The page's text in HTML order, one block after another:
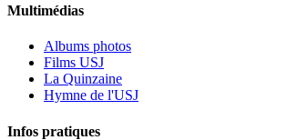
Multimédias
Albums photos
Films USJ
La Quinzaine
Hymne de l'USJ
Infos pratiques